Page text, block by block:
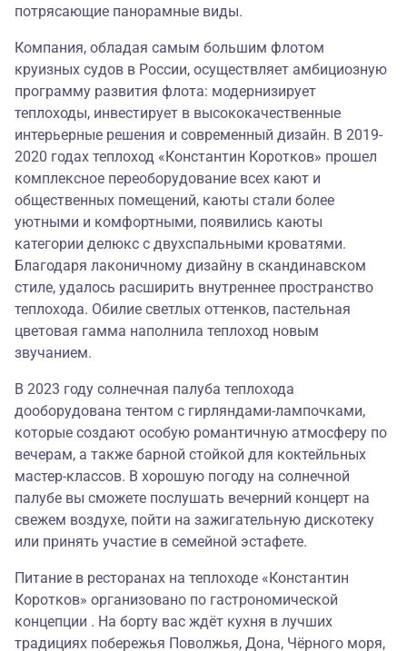
потрясающие панорамные виды.
Компания, обладая самым большим флотом
круизных судов в России, осуществляет амбициозную
программу развития флота: модернизирует
теплоходы, инвестирует в высококачественные
интерьерные решения и современный дизайн. В 2019-
2020 годах теплоход «Константин Коротков» прошел
комплексное переоборудование всех кают и
общественных помещений, каюты стали более
уютными и комфортными, появились каюты
категории делюкс с двухспальными кроватями.
Благодаря лаконичному дизайну в скандинавском
стиле, удалось расширить внутреннее пространство
теплохода. Обилие светлых оттенков, пастельная
цветовая гамма наполнила теплоход новым
звучанием.
В 2023 году солнечная палуба теплохода
дооборудована тентом с гирляндами-лампочками,
которые создают особую романтичную атмосферу по
вечерам, а также барной стойкой для коктейльных
мастер-классов. В хорошую погоду на солнечной
палубе вы сможете послушать вечерний концерт на
свежем воздухе, пойти на зажигательную дискотеку
или принять участие в семейной эстафете.
Питание в ресторанах на теплоходе «Константин
Коротков» организовано по гастрономической
концепции . На борту вас ждёт кухня в лучших
традициях побережья Поволжья, Дона, Чёрного моря,